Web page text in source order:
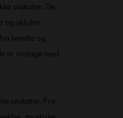
plakater. De
og skjulte
kendte og
er vintage med
plakater. Fra